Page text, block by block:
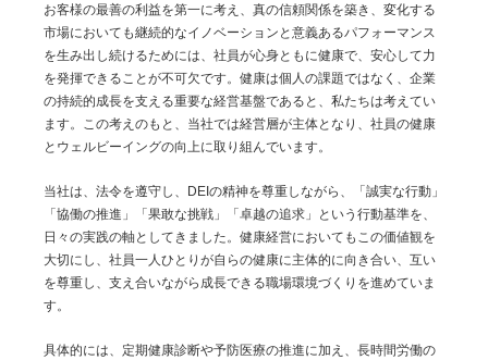
お客様の最善の利益を第一に考え、真の信頼関係を築き、変化する
市場においても継続的なイノベーションと意義あるパフォーマンス
を生み出し続けるためには、社員が心身ともに健康で、安心して力
を発揮できることが不可欠です。健康は個人の課題ではなく、企業
の持続的成長を支える重要な経営基盤であると、私たちは考えてい
ます。この考えのもと、当社では経営層が主体となり、社員の健康
とウェルビーイングの向上に取り組んでいます。
当社は、法令を遵守し、DEIの精神を尊重しながら、「誠実な行動」
「協働の推進」「果敢な挑戦」「卓越の追求」という行動基準を、
日々の実践の軸としてきました。健康経営においてもこの価値観を
大切にし、社員一人ひとりが自らの健康に主体的に向き合い、互い
を尊重し、支え合いながら成長できる職場環境づくりを進めていま
す。
具体的には、定期健康診断や予防医療の推進に加え、長時間労働の